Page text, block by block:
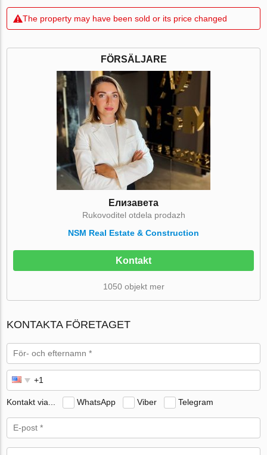
The property may have been sold or its price changed
FÖRSÄLJARE
Елизавета
Rukovoditel otdela prodazh
NSM Real Estate & Construction
Kontakt
1050 objekt mer
KONTAKTA FÖRETAGET
Kontakt via... WhatsApp Viber Telegram